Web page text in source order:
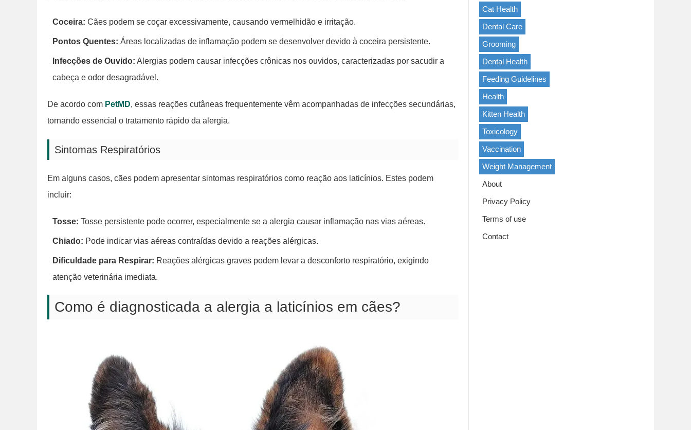
Coceira: Cães podem se coçar excessivamente, causando vermelhidão e irritação.
Pontos Quentes: Áreas localizadas de inflamação podem se desenvolver devido à coceira persistente.
Infecções de Ouvido: Alergias podem causar infecções crônicas nos ouvidos, caracterizadas por sacudir a
cabeça e odor desagradável.
De acordo com PetMD, essas reações cutâneas frequentemente vêm acompanhadas de infecções secundárias,
tornando essencial o tratamento rápido da alergia.
Sintomas Respiratórios
Em alguns casos, cães podem apresentar sintomas respiratórios como reação aos laticínios. Estes podem
incluir:
Tosse: Tosse persistente pode ocorrer, especialmente se a alergia causar inflamação nas vias aéreas.
Chiado: Pode indicar vias aéreas contraídas devido a reações alérgicas.
Dificuldade para Respirar: Reações alérgicas graves podem levar a desconforto respiratório, exigindo
atenção veterinária imediata.
Como é diagnosticada a alergia a laticínios em cães?
Cat Health
Dental Care
Grooming
Dental Health
Feeding Guidelines
Health
Kitten Health
Toxicology
Vaccination
Weight Management
About
Privacy Policy
Terms of use
Contact